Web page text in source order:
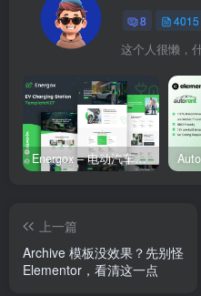
8 4015
这个人很懒，
Energox – 电动汽车充电站 Elementor 模板套件
上一篇
Archive 模板没效果？先别怪
Elementor，看清这一点